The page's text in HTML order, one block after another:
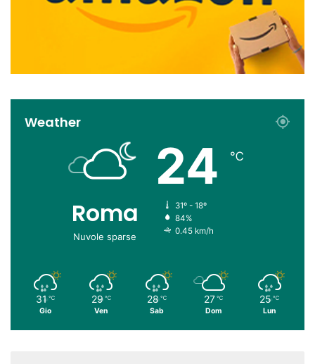
Weather
Roma
Nuvole sparse
24 ℃
31º - 18º
84%
0.45 km/h
31 ℃
Gio
29 ℃
Ven
28 ℃
Sab
27 ℃
Dom
25 ℃
Lun